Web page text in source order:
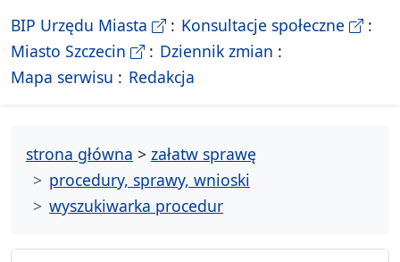
BIP Urzędu Miasta - Biletyn Informacji Publicznej
Konsultacje społeczne-
Miasto Szczecin - Oficjalna strona Miasta Szczecin
Dziennik zmian
Mapa serwisu - drzewko rozdziałów
Redakcja
strona główna > załatw sprawę
procedury, sprawy, wnioski
wyszukiwarka procedur